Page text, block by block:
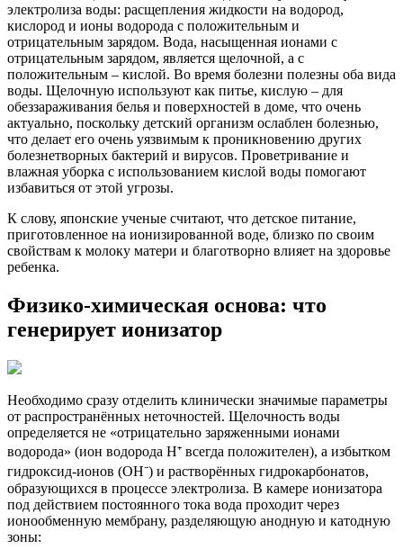
электролиза воды: расщепления жидкости на водород,
кислород и ионы водорода с положительным и
отрицательным зарядом. Вода, насыщенная ионами с
отрицательным зарядом, является щелочной, а с
положительным – кислой. Во время болезни полезны оба вида
воды. Щелочную используют как питье, кислую – для
обеззараживания белья и поверхностей в доме, что очень
актуально, поскольку детский организм ослаблен болезнью,
что делает его очень уязвимым к проникновению других
болезнетворных бактерий и вирусов. Проветривание и
влажная уборка с использованием кислой воды помогают
избавиться от этой угрозы.
К слову, японские ученые считают, что детское питание,
приготовленное на ионизированной воде, близко по своим
свойствам к молоку матери и благотворно влияет на здоровье
ребенка.
Физико-химическая основа: что
генерирует ионизатор
Необходимо сразу отделить клинически значимые параметры
от распространённых неточностей. Щелочность воды
определяется не «отрицательно заряженными ионами
водорода» (ион водорода H⁺ всегда положителен), а избытком
гидроксид-ионов (OH⁻) и растворённых гидрокарбонатов,
образующихся в процессе электролиза. В камере ионизатора
под действием постоянного тока вода проходит через
ионообменную мембрану, разделяющую анодную и катодную
зоны: